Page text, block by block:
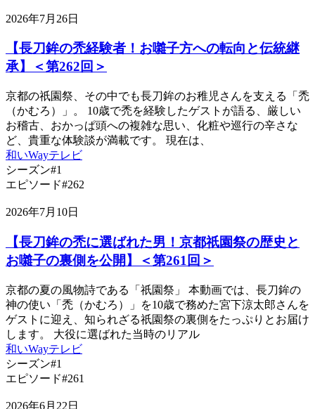
2026年7月26日
【長刀鉾の禿経験者！お囃子方への転向と伝統継
承】＜第262回＞
京都の祇園祭、その中でも長刀鉾のお稚児さんを支える「禿
（かむろ）」。 10歳で禿を経験したゲストが語る、厳しい
お稽古、おかっぱ頭への複雑な思い、化粧や巡行の辛さな
ど、貴重な体験談が満載です。 現在は、
和いWayテレビ
シーズン#1
エピソード#262
2026年7月10日
【長刀鉾の禿に選ばれた男！京都祇園祭の歴史と
お囃子の裏側を公開】＜第261回＞
京都の夏の風物詩である「祇園祭」 本動画では、長刀鉾の
神の使い「禿（かむろ）」を10歳で務めた宮下涼太郎さんを
ゲストに迎え、知られざる祇園祭の裏側をたっぷりとお届け
します。 大役に選ばれた当時のリアル
和いWayテレビ
シーズン#1
エピソード#261
2026年6月22日